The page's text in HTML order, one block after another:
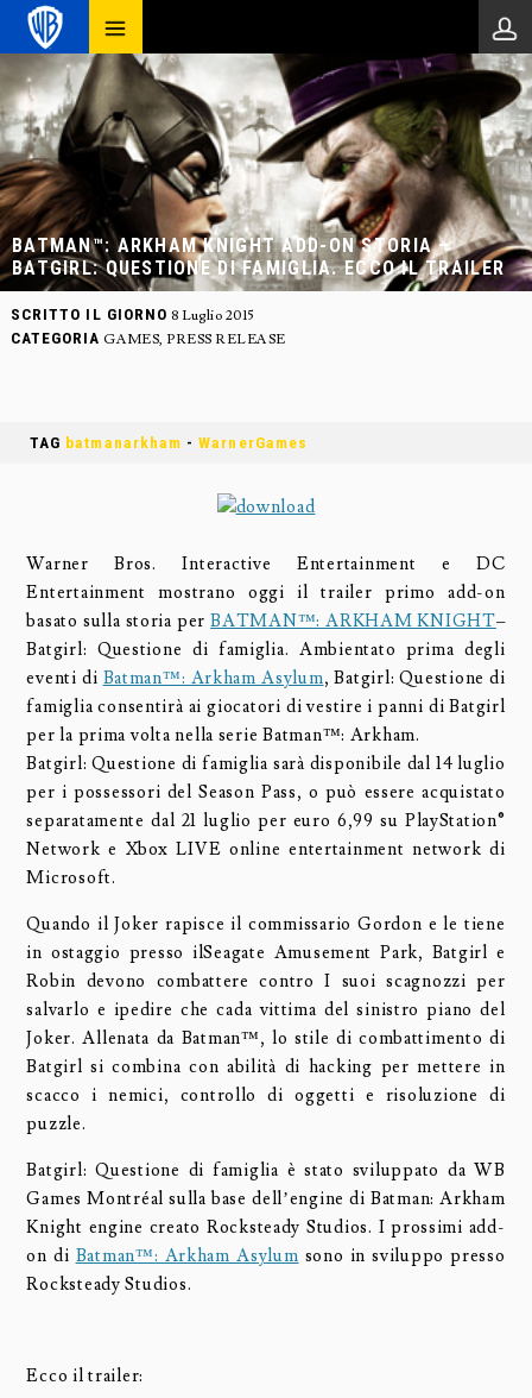
BATMAN™: ARKHAM KNIGHT ADD-ON STORIA –
BATGIRL: QUESTIONE DI FAMIGLIA. ECCO IL TRAILER
SCRITTO IL GIORNO 8 Luglio 2015
CATEGORIA GAMES, PRESS RELEASE
TAG batmanarkham -WarnerGames
Warner Bros. Interactive Entertainment e DC
Entertainment mostrano oggi il trailer primo add-on
basato sulla storia perBATMAN™: ARKHAM KNIGHT–
Batgirl: Questione di famiglia. Ambientato prima degli
eventi di Batman™: Arkham Asylum, Batgirl: Questione di
famiglia consentirà ai giocatori di vestire i panni di Batgirl
per la prima volta nella serie Batman™: Arkham.
Batgirl: Questione di famiglia sarà disponibile dal 14 luglio
per i possessori del Season Pass, o può essere acquistato
separatamente dal 21 luglio per euro 6,99 su PlayStation®
Network e Xbox LIVE online entertainment network di
Microsoft.
Quando il Joker rapisce il commissario Gordon e le tiene
in ostaggio presso ilSeagate Amusement Park, Batgirl e
Robin devono combattere contro I suoi scagnozzi per
salvarlo e ipedire che cada vittima del sinistro piano del
Joker. Allenata da Batman™, lo stile di combattimento di
Batgirl si combina con abilità di hacking per mettere in
scacco i nemici, controllo di oggetti e risoluzione di
puzzle.
Batgirl: Questione di famiglia è stato sviluppato da WB
Games Montréal sulla base dell’engine di Batman: Arkham
Knight engine creato Rocksteady Studios. I prossimi add-
on di Batman™: Arkham Asylum sono in sviluppo presso
Rocksteady Studios.
Ecco il trailer: